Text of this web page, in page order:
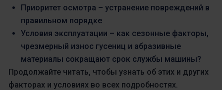
Приоритет осмотра – устранение повреждений в
правильном порядке
Условия эксплуатации – как сезонные факторы,
чрезмерный износ гусениц и абразивные
материалы сокращают срок службы машины?
Продолжайте читать, чтобы узнать об этих и других
факторах и условиях во всех подробностях.